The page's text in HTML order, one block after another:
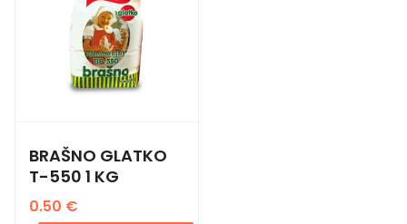
BRAŠNO GLATKO
T-550 1 KG
0.50 €